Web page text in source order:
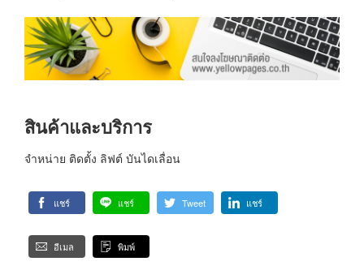
สินค้าและบริการ
จำหน่าย ติดตั้ง ลิฟต์ บันไดเลื่อน
แชร์ แชร์ Tweet แชร์
อีเมล พิมพ์